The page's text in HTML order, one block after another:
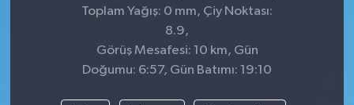
Toplam Yağış: 0 mm, Çiy Noktası:
8.9,
Görüş Mesafesi: 10 km, Gün
Doğumu: 6:57, Gün Batımı: 19:10